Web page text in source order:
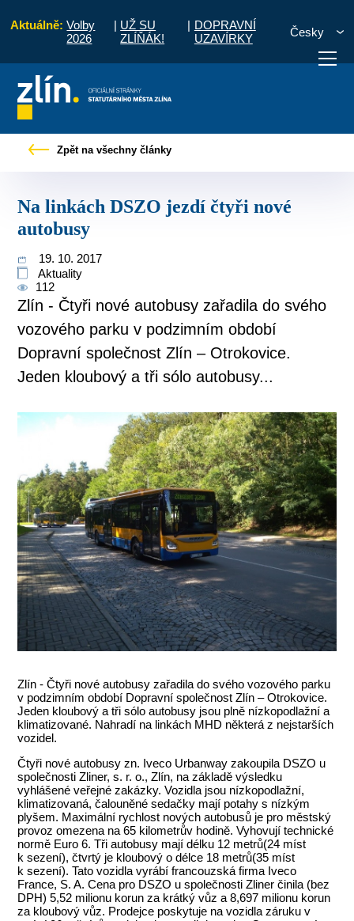
Aktuálně: Volby
2026
| UŽ SU
ZLÍŇÁK!
| DOPRAVNÍ
UZAVÍRKY
Česky
vyřídit Potřebuji zaplatit
Zpět na všechny články
Na linkách DSZO jezdí čtyři nové
autobusy
19. 10. 2017
Aktuality
112
Zlín - Čtyři nové autobusy zařadila do svého
vozového parku v podzimním období
Dopravní společnost Zlín – Otrokovice.
Jeden kloubový a tři sólo autobusy...
Zlín - Čtyři nové autobusy zařadila do svého vozového parku
v podzimním období Dopravní společnost Zlín – Otrokovice.
Jeden kloubový a tři sólo autobusy jsou plně nízkopodlažní a
klimatizované. Nahradí na linkách MHD některá z nejstarších
vozidel.
Čtyři nové autobusy zn. Iveco Urbanway zakoupila DSZO u
společnosti Zliner, s. r. o., Zlín, na základě výsledku
vyhlášené veřejné zakázky. Vozidla jsou nízkopodlažní,
klimatizovaná, čalouněné sedačky mají potahy s nízkým
plyšem. Maximální rychlost nových autobusů je pro městský
provoz omezena na 65 kilometrův hodině. Vyhovují technické
normě Euro 6. Tři autobusy mají délku 12 metrů(24 míst
k sezení), čtvrtý je kloubový o délce 18 metrů(35 míst
k sezení). Tato vozidla vyrábí francouzská firma Iveco
France, S. A. Cena pro DSZO u společnosti Zliner činila (bez
DPH) 5,52 milionu korun za krátký vůz a 8,697 milionu korun
za kloubový vůz. Prodejce poskytuje na vozidla záruku v